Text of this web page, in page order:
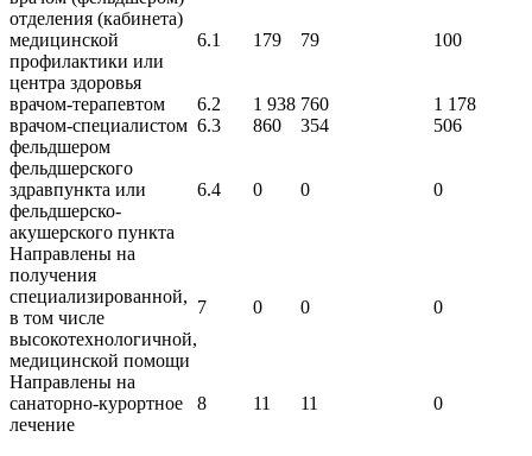
отделения (кабинета)
медицинской
профилактики или
центра здоровья
6.1 179 79 100
врачом-терапевтом 6.2 1 938 760
1 178
врачом-специалистом 6.3 860 354
506
фельдшером
фельдшерского
здравпункта или
фельдшерско-
акушерского пункта
6.4 0 0 0
Направлены на
получения
специализированной,
в том числе
высокотехнологичной,
медицинской помощи
7 0 0 0
Направлены на
санаторно-курортное
лечение
8 11 11 0